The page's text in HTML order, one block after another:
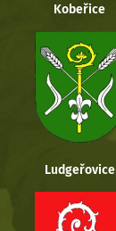
Kobeřice
Ludgeřovice